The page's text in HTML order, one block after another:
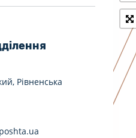
19:00
Рівненська